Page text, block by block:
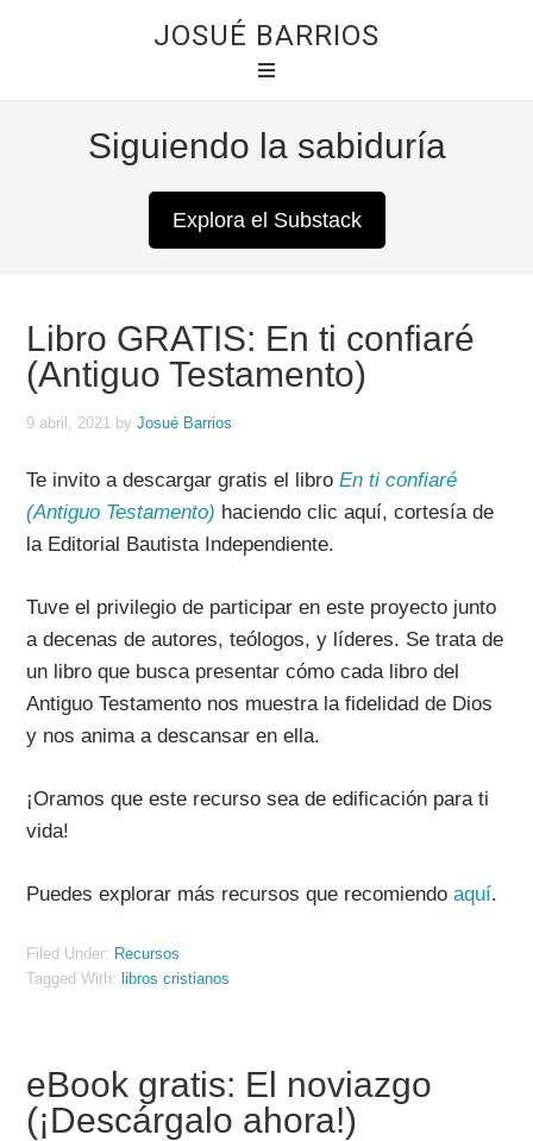
JOSUÉ BARRIOS
Siguiendo la sabiduría
Explora el Substack
Libro GRATIS: En ti confiaré
(Antiguo Testamento)
9 abril, 2021 byJosué Barrios
Te invito a descargar gratis el libroEn ti confiaré
(Antiguo Testamento) haciendo clic aquí, cortesía de
la Editorial Bautista Independiente.
Tuve el privilegio de participar en este proyecto junto
a decenas de autores, teólogos, y líderes. Se trata de
un libro que busca presentar cómo cada libro del
Antiguo Testamento nos muestra la fidelidad de Dios
y nos anima a descansar en ella.
¡Oramos que este recurso sea de edificación para ti
vida!
Puedes explorar más recursos que recomiendoaquí.
Filed Under: Recursos
Tagged With: libros cristianos
eBook gratis: El noviazgo
(¡Descárgalo ahora!)